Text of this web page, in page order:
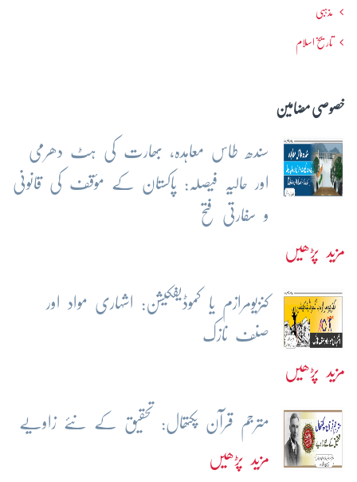
مذہبی
تاریخ اسلام
خصوصی مضامین
سندھ طاس معاہدہ، بھارت کی ہٹ دھرمی
اور حالیہ فیصلہ: پاکستان کے مؤقف کی قانونی
و سفارتی فتح
مزید پڑھیں
کنزیومرازم یا کموڈیفکیشن: اشہاری مواد اور
صنف نازک
مزید پڑھیں
مترجم قرآن پکتھال: تحقیق کے نئے زاویے
مزید پڑھیں